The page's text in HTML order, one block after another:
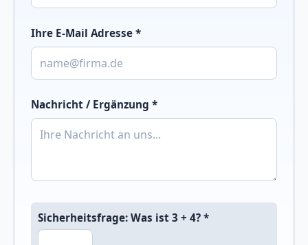
Ihre E-Mail Adresse *
Nachricht / Ergänzung *
Sicherheitsfrage: Was ist 3 + 4? *